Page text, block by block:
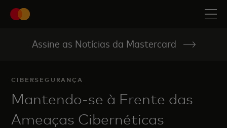
Assine as Notícias da Mastercard
CIBERSEGURANÇA
Mantendo-se à Frente das
Ameaças Cibernéticas